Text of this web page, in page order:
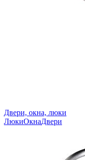
Двери, окна, люки
ЛюкиОкнаДвери